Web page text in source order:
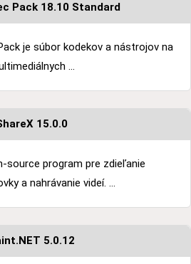
Pack 18.10 Standard
je súbor kodekov a nástrojov na
...
15.0.0
source program pre zdieľanie
a nahrávanie videí. ...
5.0.12